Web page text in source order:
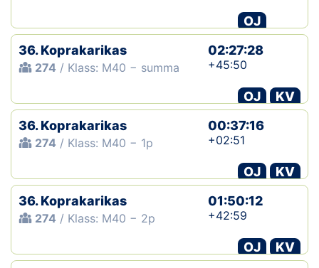
OJ
36. Koprakarikas
274 / Klass: M40 − summa
02:27:28
+45:50
OJ
KV
36. Koprakarikas
274 / Klass: M40 − 1p
00:37:16
+02:51
OJ
KV
36. Koprakarikas
274 / Klass: M40 − 2p
01:50:12
+42:59
OJ
KV